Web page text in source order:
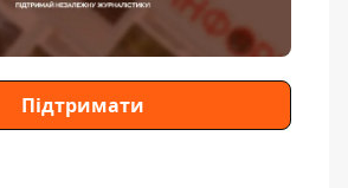
Підтримати